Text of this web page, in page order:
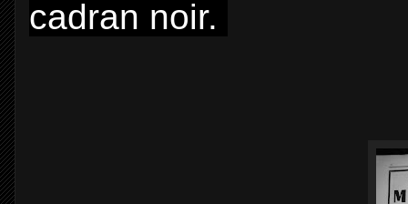
cadran noir.